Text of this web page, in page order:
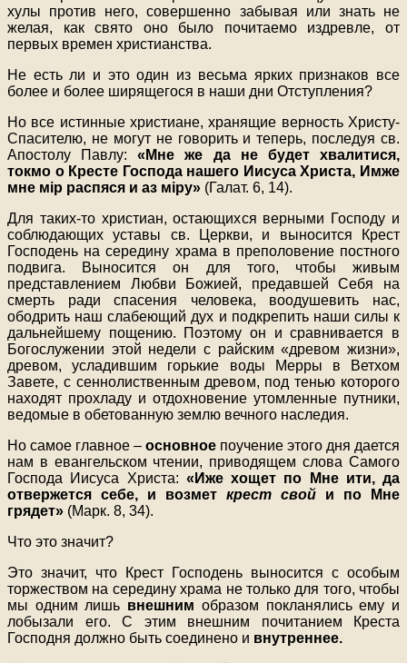
хулы против него, совершенно забывая или знать не
желая, как свято оно было почитаемо издревле, от
первых времен христианства.
Не есть ли и это один из весьма ярких признаков все
более и более ширящегося в наши дни Отступления?
Но все истинные христиане, хранящие верность Христу-
Спасителю, не могут не говорить и теперь, последуя св.
Апостолу Павлу:«Мне же да не будет хвалитися,
токмо о Кресте Господа нашего Иисуса Христа, Имже
мне мiр распяся и аз мiру» (Галат. 6, 14).
Для таких-то христиан, остающихся верными Господу и
соблюдающих уставы св. Церкви, и выносится Крест
Господень на середину храма в преполовение постного
подвига. Выносится он для того, чтобы живым
представлением Любви Божией, предавшей Себя на
смерть ради спасения человека, воодушевить нас,
ободрить наш слабеющий дух и подкрепить наши силы к
дальнейшему пощению. Поэтому он и сравнивается в
Богослужении этой недели с райским «древом жизни»,
древом, усладившим горькие воды Мерры в Ветхом
Завете, с сеннолиственным древом, под тенью которого
находят прохладу и отдохновение утомленные путники,
ведомые в обетованную землю вечного наследия.
Но самое главное – основное поучение этого дня дается
нам в евангельском чтении, приводящем слова Самого
Господа Иисуса Христа: «Иже хощет по Мне ити, да
отвержется себе, и возмет крест свой и по Мне
грядет» (Марк. 8, 34).
Что это значит?
Это значит, что Крест Господень выносится с особым
торжеством на середину храма не только для того, чтобы
мы одним лишь внешним образом покланялись ему и
лобызали его. С этим внешним почитанием Креста
Господня должно быть соединено и внутреннее.